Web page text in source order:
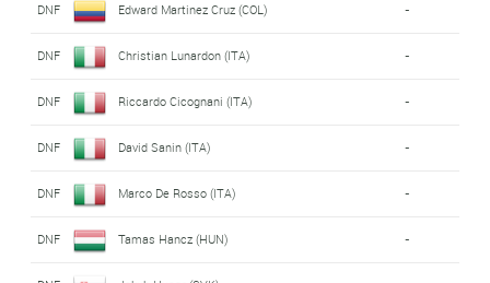
DNF Edward Martinez Cruz (COL) -
DNF Christian Lunardon (ITA) -
DNF Riccardo Cicognani (ITA) -
DNF David Sanin (ITA) -
DNF Marco De Rosso (ITA) -
DNF Tamas Hancz (HUN) -